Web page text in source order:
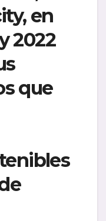
en
2022
que